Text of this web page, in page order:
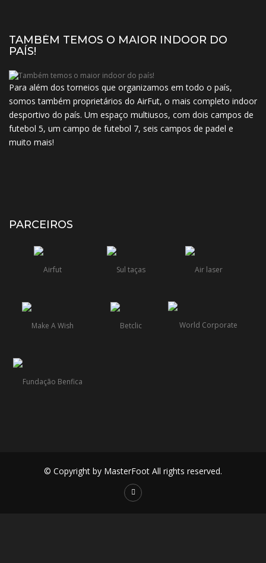
TAMBÉM TEMOS O MAIOR INDOOR DO
PAÍS!
Para além dos torneios que organizamos em todo o país,
somos também proprietários do AirFut, o mais completo indoor
desportivo do país. Um espaço multiusos, com dois campos de
futebol 5, um campo de futebol 7, seis campos de padel e
muito mais!
PARCEIROS
© Copyright by MasterFoot All rights reserved.